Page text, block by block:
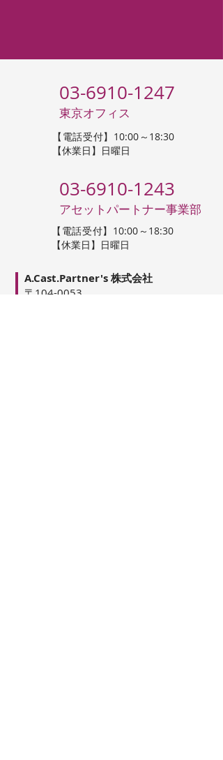
03-6910-1247
東京オフィス
【電話受付】10:00～18:30
【休業日】日曜日
03-6910-1243
アセットパートナー事業部
【電話受付】10:00～18:30
【休業日】日曜日
A.Cast.Partner's 株式会社
〒104-0053